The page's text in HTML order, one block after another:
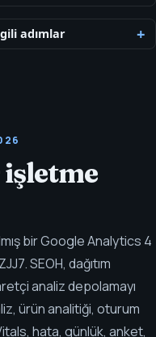
adımlar
işletme
bir Google Analytics 4
SEOH, dağıtım
analiz depolamayı
ürün analitiği, oturum
hata, günlük, anket,